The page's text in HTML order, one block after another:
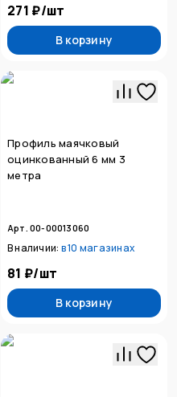
271 ₽/шт
В корзину
Профиль маячковый
оцинкованный 6 мм 3
метра
Арт. 00-00013060
В наличии: в10 магазинах
81 ₽/шт
В корзину